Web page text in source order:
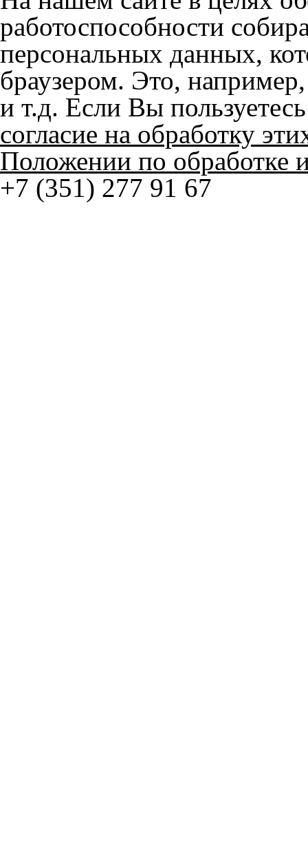
браузером. Это,
и т.д. Если Вы
согласие на обработку
Положении по обработке
+7 (351) 277 91 67